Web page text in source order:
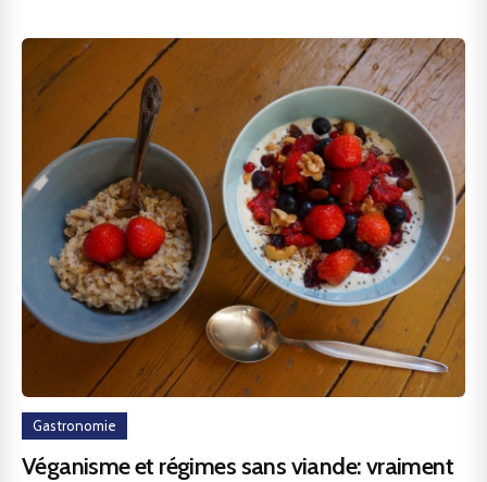
Gastronomie
Véganisme et régimes sans viande: vraiment